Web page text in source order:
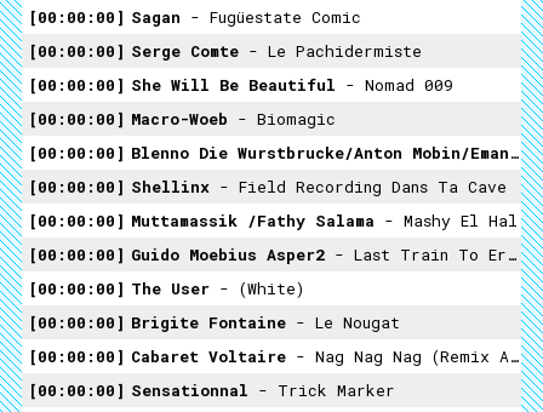
00:00:00
Sagan - Fugüestate Comic
00:00:00
Serge Comte - Le Pachidermiste
00:00:00
She Will Be Beautiful - Nomad 009
00:00:00
Macro-Woeb - Biomagic
00:00:00
Blenno Die Wurstbrucke/anton Mobin/emanuel Rebus/Harold Shellinx
00:00:00
Shellinx - Field Recording Dans Ta Cave
00:00:00
Muttamassik /fathy Salama - Mashy El Hal
00:00:00
Guido Moebius Asper2 - Last Train To Erfstadt
00:00:00
The User - (white)
00:00:00
Brigite Fontaine - Le Nougat
00:00:00
Cabaret Voltaire - Nag Nag Nag (remix Akufen) (reremix Blenno)
00:00:00
Sensationnal - Trick Marker